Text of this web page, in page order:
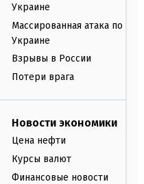
Украине
Массированная атака по
Украине
Взрывы в России
Потери врага
Новости экономики
Цена нефти
Курсы валют
Финансовые новости